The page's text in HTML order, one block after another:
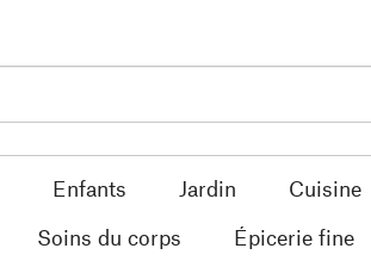
Enfants Jardin Cuisine
Soins du corps Épicerie fine